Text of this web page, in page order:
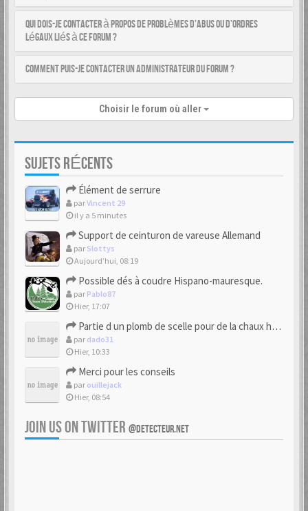
Qui dois-je contacter à propos de problèmes d’abus ou d’ordres
légaux liés à ce forum ?
Comment puis-je contacter un administrateur du forum ?
Choisir le forum où aller
SUJETS RÉCENTS
Élément de serrure
parVincent 29
il y a 5 minutes
Support de ceinturon de vareuse Allemand
par Slottys
Aujourd’hui, 08:19
Possible dés à coudre Hispano-mauresque.
par Pablo87
Hier, 17:07
Partie d un plomb de scelle pour de la chaux hydraulique
par dado31
Hier, 10:33
Merci pour les conseils
par ouillejack
Hier, 08:54
JOIN US ON TWITTER @DETECTEUR.NET